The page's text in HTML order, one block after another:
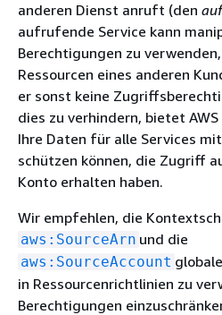
anderen Dienst anruft (den
aufrufende Service kann
Berechtigungen zu
Ressourcen eines anderen
er sonst keine
dies zu verhindern, bietet
Ihre Daten für alle Services
schützen können, die Zugriff
Konto erhalten haben.
Wir empfehlen, die
aws:SourceArn und die
aws:SourceAccount
in Ressourcenrichtlinien zu
Berechtigungen